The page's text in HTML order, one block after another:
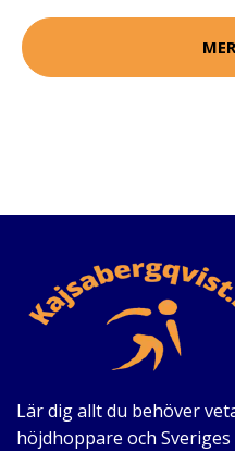
Lär dig allt du behöver
höjdhoppare och